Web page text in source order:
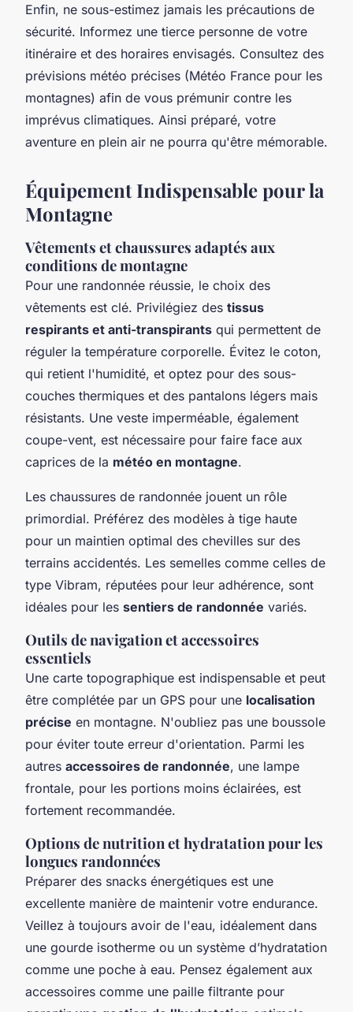
Enfin, ne sous-estimez jamais les précautions de
sécurité. Informez une tierce personne de votre
itinéraire et des horaires envisagés. Consultez des
prévisions météo précises (Météo France pour les
montagnes) afin de vous prémunir contre les
imprévus climatiques. Ainsi préparé, votre
aventure en plein air ne pourra qu'être mémorable.
Équipement Indispensable pour la
Montagne
Vêtements et chaussures adaptés aux
conditions de montagne
Pour une randonnée réussie, le choix des
vêtements est clé. Privilégiez des tissus
respirants et anti-transpirants qui permettent de
réguler la température corporelle. Évitez le coton,
qui retient l'humidité, et optez pour des sous-
couches thermiques et des pantalons légers mais
résistants. Une veste imperméable, également
coupe-vent, est nécessaire pour faire face aux
caprices de la météo en montagne.
Les chaussures de randonnée jouent un rôle
primordial. Préférez des modèles à tige haute
pour un maintien optimal des chevilles sur des
terrains accidentés. Les semelles comme celles de
type Vibram, réputées pour leur adhérence, sont
idéales pour les sentiers de randonnée variés.
Outils de navigation et accessoires
essentiels
Une carte topographique est indispensable et peut
être complétée par un GPS pour une localisation
précise en montagne. N'oubliez pas une boussole
pour éviter toute erreur d'orientation. Parmi les
autres accessoires de randonnée, une lampe
frontale, pour les portions moins éclairées, est
fortement recommandée.
Options de nutrition et hydratation pour les
longues randonnées
Préparer des snacks énergétiques est une
excellente manière de maintenir votre endurance.
Veillez à toujours avoir de l'eau, idéalement dans
une gourde isotherme ou un système d’hydratation
comme une poche à eau. Pensez également aux
accessoires comme une paille filtrante pour